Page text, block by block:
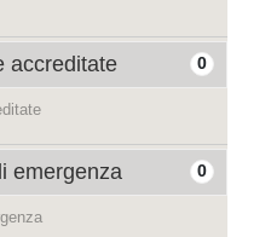
0
accreditate
0
emergenza